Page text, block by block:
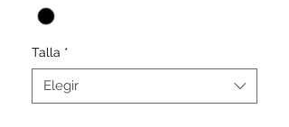
Talla *
Elegir